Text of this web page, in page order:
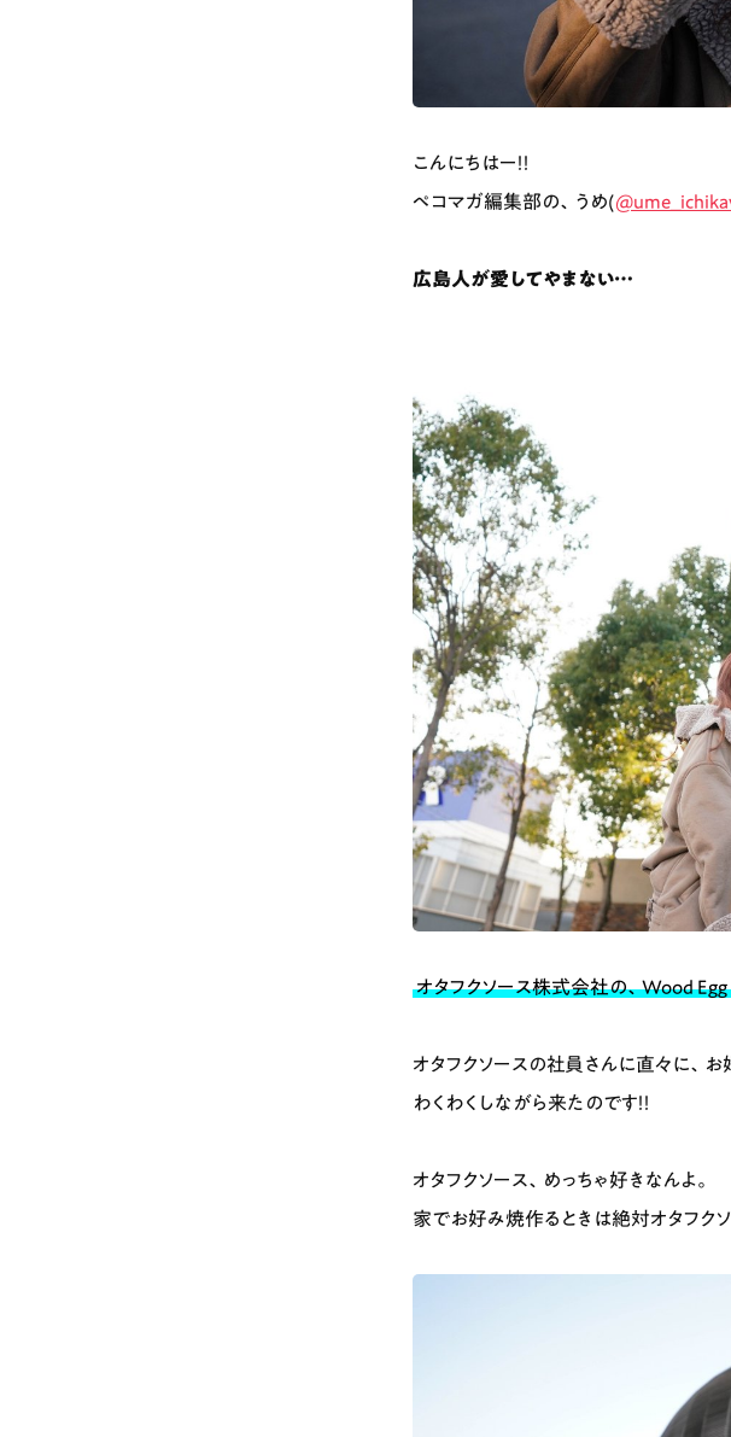
#
# テイクアウト
こんにちはー！！
ペコマガ編集部の、うめ(
広島人が愛してやまない…
オタフクソース株式会社の、Wood Egg
オタフクソースの社員さんに直々に、
わくわくしながら来たのです！！
オタフクソース、めっちゃ好きなんよ。
家でお好み焼作るときは絶対オタフクソ